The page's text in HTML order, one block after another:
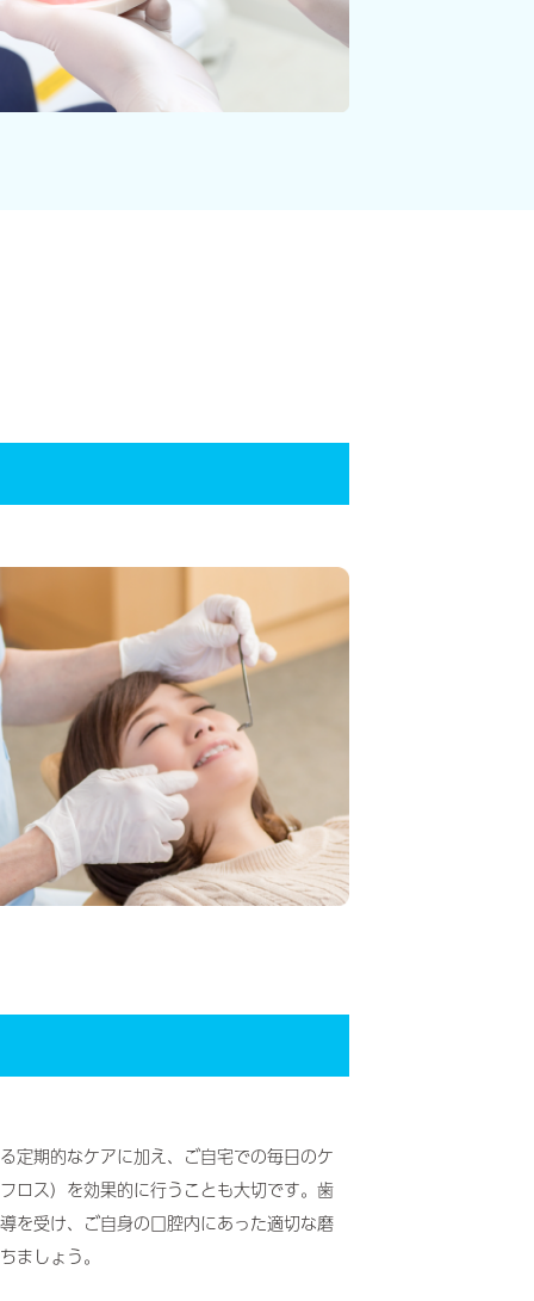
定期的なケアに加え、ご自宅での毎日のケ
ロス）を効果的に行うことも大切です。歯
を受け、ご自身の口腔内にあった適切な磨
ましょう。